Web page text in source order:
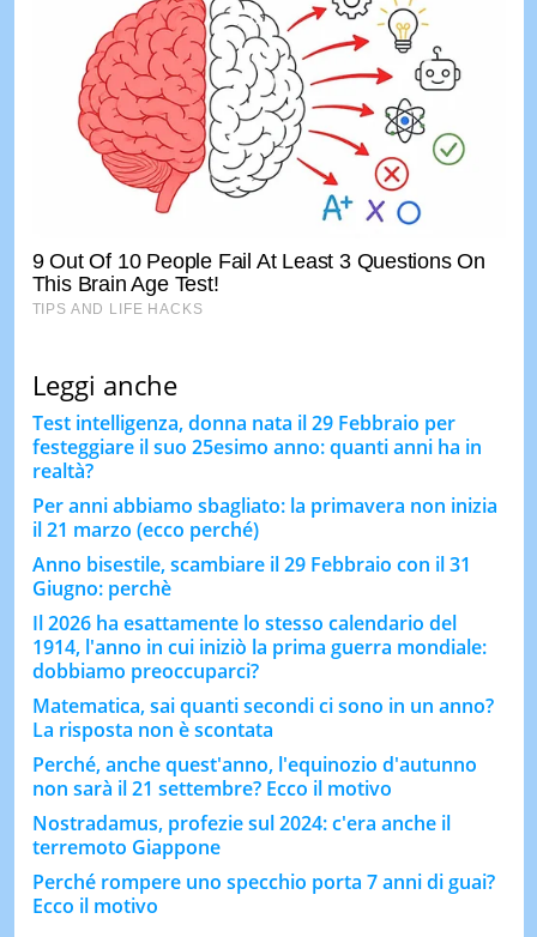
Leggi anche
Test intelligenza, donna nata il 29 Febbraio per
festeggiare il suo 25esimo anno: quanti anni ha in
realtà?
Per anni abbiamo sbagliato: la primavera non inizia
il 21 marzo (ecco perché)
Anno bisestile, scambiare il 29 Febbraio con il 31
Giugno: perchè
Il 2026 ha esattamente lo stesso calendario del
1914, l'anno in cui iniziò la prima guerra mondiale:
dobbiamo preoccuparci?
Matematica, sai quanti secondi ci sono in un anno?
La risposta non è scontata
Perché, anche quest'anno, l'equinozio d'autunno
non sarà il 21 settembre? Ecco il motivo
Nostradamus, profezie sul 2024: c'era anche il
terremoto Giappone
Perché rompere uno specchio porta 7 anni di guai?
Ecco il motivo